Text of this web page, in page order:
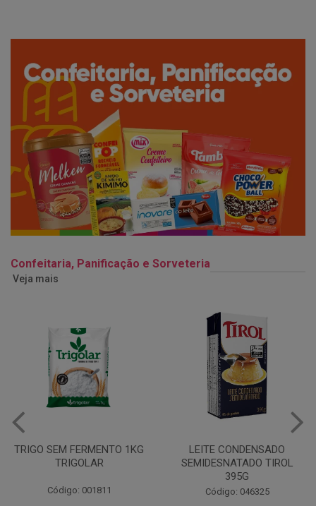
Confeitaria, Panificação e Sorveteria
Veja mais
LEITE CONDENSADO
SEMIDESNATADO TIROL
Código: 046325
CHANTILINHO EM PO 400G
MIX
Código: 037442